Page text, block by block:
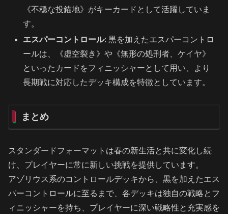
《不穏な投錨地》がキーカードとして活躍していま
す。
エスパーコントロール: 黒を加えたエスパーコントロ
ールは、《虚空裂き》や《無形の処刑者、ケイヤ》
といったカードをフィニッシャーとして用い、より
長期戦に対応したデッキ構成を特徴としています。
まとめ
スタンダードフォーマットは春の新生活と共に変化し続
け、プレイヤーに常に新しい挑戦を提供しています。
アゾリウス系のコントロールデッキから、黒を加えたエス
パーコントロールに至るまで、各デッキは独自の戦略とフ
ィニッシャーを持ち、プレイヤーに深い戦略性と充実感を